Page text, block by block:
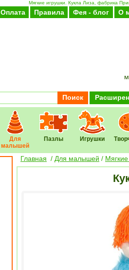
Мягкие игрушки. Кукла Лиза, фабрика
Оплата Правила Фея - блог О
Поиск
Для
малышей
Пазлы Игрушки
Главная / Для малышей /